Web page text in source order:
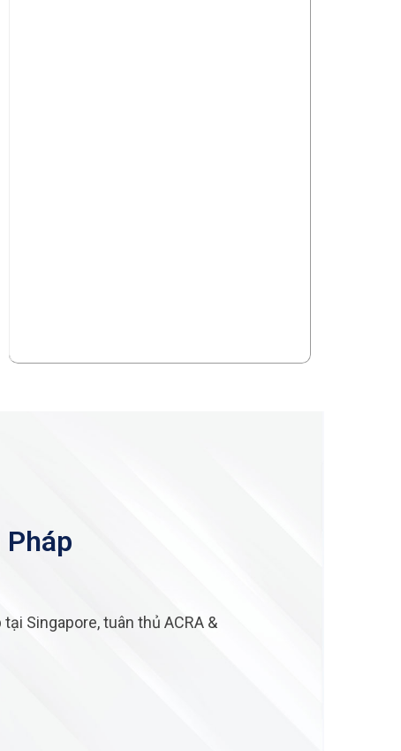
Pháp
Singapore, tuân thủ ACRA &